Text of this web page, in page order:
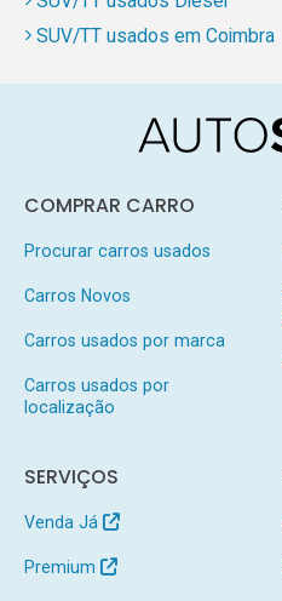
SUV/TT usados em Coimbra
COMPRAR CARRO
Procurar carros usados
Carros Novos
Carros usados por marca
Carros usados por
localização
SERVIÇOS
Venda Já
Premium